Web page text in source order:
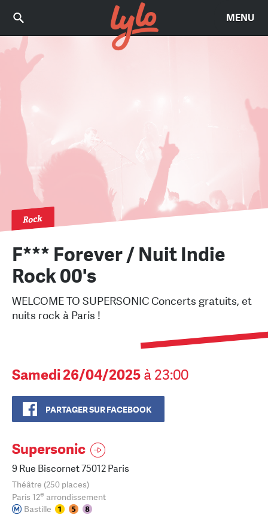
MENU
Rock
F*** Forever / Nuit Indie
Rock 00's
WELCOME TO SUPERSONIC Concerts gratuits, et
nuits rock à Paris !
Samedi 26/04/2025 à 23:00
PARTAGER SUR FACEBOOK
Supersonic
9 Rue Biscornet 75012 Paris
Théâtre (250 places)
Paris 12e arrondissement
Bastille